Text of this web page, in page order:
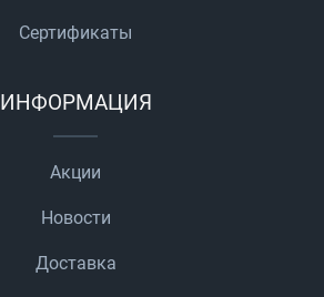
Сертификаты
ИНФОРМАЦИЯ
Акции
Новости
Доставка